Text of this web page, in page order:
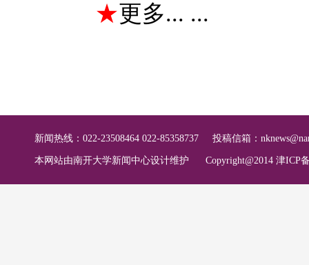
★更多... ...
新闻热线：022-23508464 022-85358737 投稿信箱：
本网站由南开大学新闻中心设计维护 Copyright@2014 津ICP